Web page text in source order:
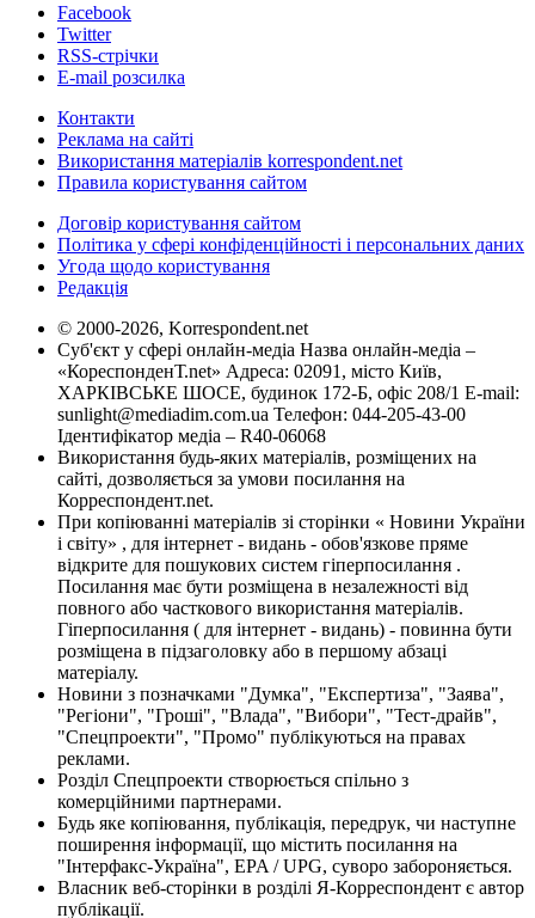
Facebook
Twitter
RSS-стрічки
E-mail розсилка
Контакти
Реклама на сайті
Використання матеріалів korrespondent.net
Правила користування сайтом
Договір користування сайтом
Політика у сфері конфіденційності і персональних даних
Угода щодо користування
Редакція
© 2000-2026, Korrespondent.net
Суб'єкт у сфері онлайн-медіа Назва онлайн-медіа –
«КореспонденТ.net» Адреса: 02091, місто Київ,
ХАРКІВСЬКЕ ШОСЕ, будинок 172-Б, офіс 208/1 E-mail:
sunlight@mediadim.com.ua Телефон: 044-205-43-00
Ідентифікатор медіа – R40-06068
Використання будь-яких матеріалів, розміщених на
сайті, дозволяється за умови посилання на
Корреспондент.net.
При копіюванні матеріалів зі сторінки « Новини України
і світу» , для інтернет - видань - обов'язкове пряме
відкрите для пошукових систем гіперпосилання .
Посилання має бути розміщена в незалежності від
повного або часткового використання матеріалів.
Гіперпосилання ( для інтернет - видань) - повинна бути
розміщена в підзаголовку або в першому абзаці
матеріалу.
Новини з позначками "Думка", "Експертиза", "Заява",
"Регіони", "Гроші", "Влада", "Вибори", "Тест-драйв",
"Спецпроекти", "Промо" публікуються на правах
реклами.
Розділ Спецпроекти створюється спільно з
комерційними партнерами.
Будь яке копіювання, публікація, передрук, чи наступне
поширення інформації, що містить посилання на
"Інтерфакс-Україна", EPA / UPG, суворо забороняється.
Власник веб-сторінки в розділі Я-Корреспондент є автор
публікації.